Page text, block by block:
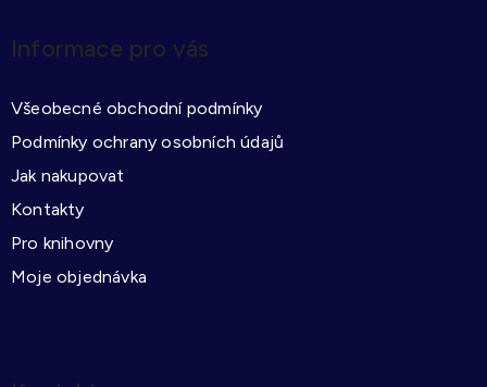
p
aInformace pro vás
Všeobecné obchodní podmínky
Podmínky ochrany osobních údajů
Jak nakupovat
Kontakty
Pro knihovny
Moje objednávka